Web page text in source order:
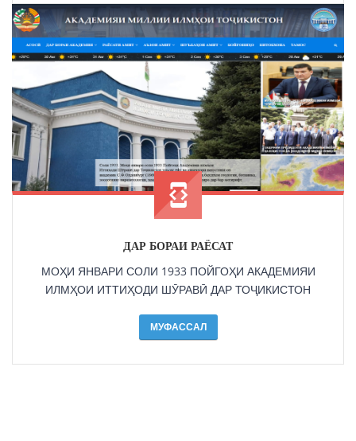
ДАР БОРАИ РАЁСАТ
МОҲИ ЯНВАРИ СОЛИ 1933 ПОЙГОҲИ АКАДЕМИЯИ
ИЛМҲОИ ИТТИҲОДИ ШӮРАВӢ ДАР ТОҶИКИСТОН
МУФАССАЛ